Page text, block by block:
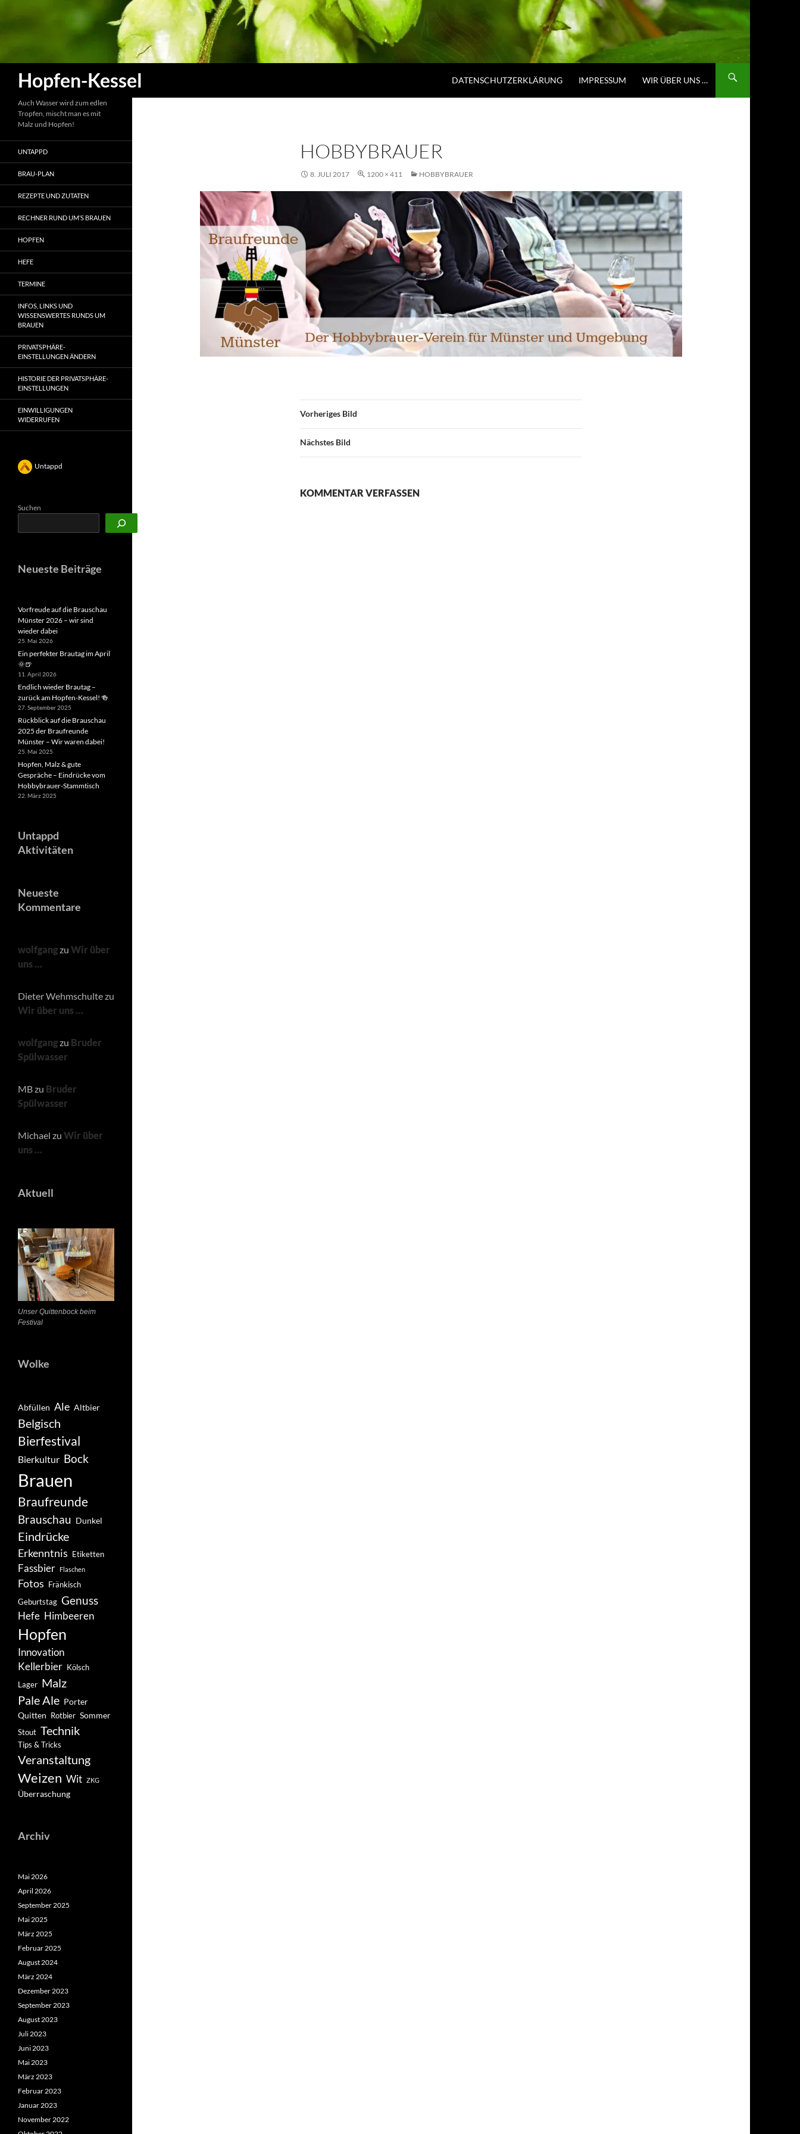
Hopfen-Kessel DATENSCHUTZERKLÄRUNG IMPRESSUM WIR ÜBER UNS …
HOBBYBRAUER
8. JULI 2017 1200 × 411 HOBBYBRAUER
Vorheriges Bild
Nächstes Bild
KOMMENTAR VERFASSEN
Auch Wasser wird zum edlen
Tropfen, mischt man es mit
Malz und Hopfen!
UNTAPPD
BRAU-PLAN
REZEPTE UND ZUTATEN
RECHNER RUND UM’S BRAUEN
HOPFEN
HEFE
TERMINE
INFOS, LINKS UND
WISSENSWERTES RUNDS UM
BRAUEN
PRIVATSPHÄRE-
EINSTELLUNGEN ÄNDERN
HISTORIE DER PRIVATSPHÄRE-
EINSTELLUNGEN
EINWILLIGUNGEN
WIDERRUFEN
Untappd
Suchen
Neueste Beiträge
Vorfreude auf die Brauschau
Münster 2026 – wir sind
wieder dabei
25. Mai 2026
Ein perfekter Brautag im April
🌞🍺
11. April 2026
Endlich wieder Brautag –
zurück am Hopfen-Kessel! 🍻
27. September 2025
Rückblick auf die Brauschau
2025 der Braufreunde
Münster – Wir waren dabei!
25. Mai 2025
Hopfen, Malz & gute
Gespräche – Eindrücke vom
Hobbybrauer-Stammtisch
22. März 2025
Untappd
Aktivitäten
Neueste
Kommentare
wolfgangzu Wir über
uns …
Dieter Wehmschultezu
Wir über uns …
wolfgangzu Bruder
Spülwasser
MBzu Bruder
Spülwasser
Michael zu Wir über
uns …
Aktuell
Unser Quittenbock beim
Festival
Wolke
Abfüllen Ale Altbier
Belgisch
Bierfestival
Bierkultur Bock
Brauen
Braufreunde
Brauschau Dunkel
Eindrücke
Erkenntnis Etiketten
Fassbier Flaschen
Fotos Fränkisch
Geburtstag Genuss
Hefe Himbeeren
Hopfen
Innovation
Kellerbier Kölsch
Lager Malz
Pale Ale Porter
Quitten Rotbier Sommer
Stout Technik
Tips & Tricks
Veranstaltung
Weizen Wit ZKG
Überraschung
Archiv
Mai 2026
April 2026
September 2025
Mai 2025
März 2025
Februar 2025
August 2024
März 2024
Dezember 2023
September 2023
August 2023
Juli 2023
Juni 2023
Mai 2023
März 2023
Februar 2023
Januar 2023
November 2022